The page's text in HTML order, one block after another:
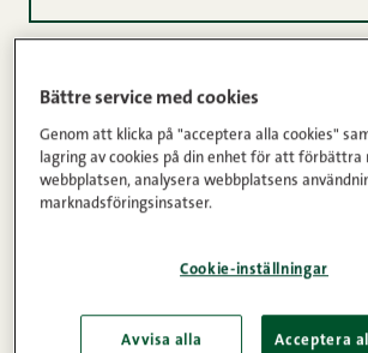
Näringsinnehåll
En ramen, alltså en matig japansk
unikt tunna innerstek av
Bättre service med cookies
Genom att klicka på "acceptera alla cookies"
lagring av cookies på din enhet för att förbättra
webbplatsen, analysera webbplatsens
marknadsföringsinsatser.
Cookie-inställningar
Avvisa alla Acceptera